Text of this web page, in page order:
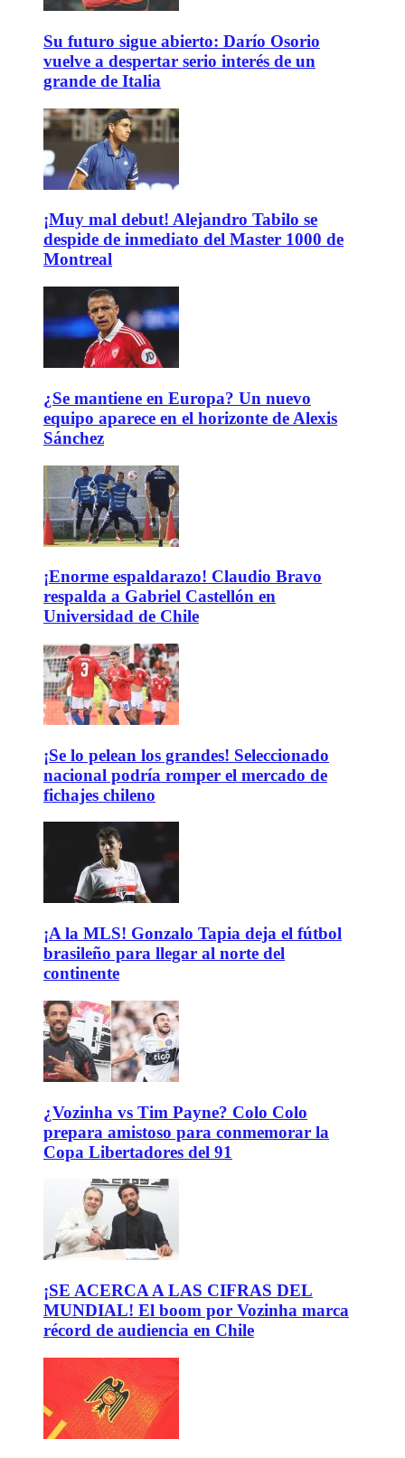
Su futuro sigue abierto: Darío Osorio
vuelve a despertar serio interés de un
grande de Italia
¡Muy mal debut! Alejandro Tabilo se
despide de inmediato del Master 1000 de
Montreal
¿Se mantiene en Europa? Un nuevo
equipo aparece en el horizonte de Alexis
Sánchez
¡Enorme espaldarazo! Claudio Bravo
respalda a Gabriel Castellón en
Universidad de Chile
¡Se lo pelean los grandes! Seleccionado
nacional podría romper el mercado de
fichajes chileno
¡A la MLS! Gonzalo Tapia deja el fútbol
brasileño para llegar al norte del
continente
¿Vozinha vs Tim Payne? Colo Colo
prepara amistoso para conmemorar la
Copa Libertadores del 91
¡SE ACERCA A LAS CIFRAS DEL
MUNDIAL! El boom por Vozinha marca
récord de audiencia en Chile